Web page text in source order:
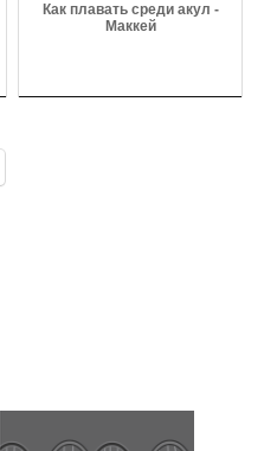
Как плавать среди акул -
Маккей